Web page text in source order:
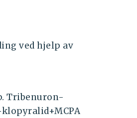
ved hjelp av
Tribenuron-